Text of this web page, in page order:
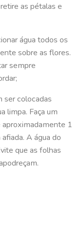
as pétalas e
água todos os
sobre as flores.
sempre
ser colocadas
limpa. Faça um
1
A água do
que as folhas